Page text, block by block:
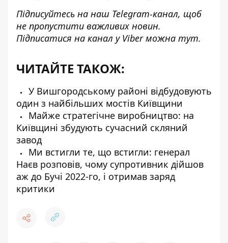
Підписуйтесь на наш Telegram-канал, щоб
не пропустити важливих новин.
Підписатися на канал у Viber можна тут.
ЧИТАЙТЕ ТАКОЖ:
У Вишгородському районі відбудовують
один з найбільших мостів Київщини
Майже стратегічне виробництво: на
Київщині збудують сучасний скляний
завод
Ми встигли те, що встигли: генерал
Наєв розповів, чому супротивник дійшов
аж до Бучі 2022-го, і отримав заряд
критики